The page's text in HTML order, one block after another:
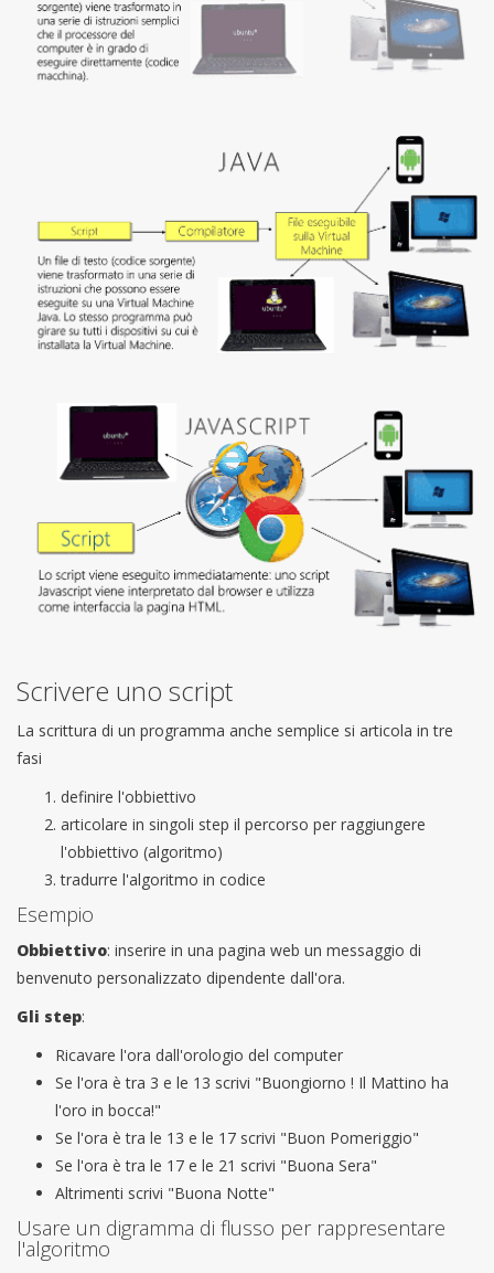
Scrivere uno script
La scrittura di un programma anche semplice si articola in tre
fasi
definire l'obbiettivo
articolare in singoli step il percorso per raggiungere
l'obbiettivo (algoritmo)
tradurre l'algoritmo in codice
Esempio
Obbiettivo: inserire in una pagina web un messaggio di
benvenuto personalizzato dipendente dall'ora.
Gli step:
Ricavare l'ora dall'orologio del computer
Se l'ora è tra 3 e le 13 scrivi "Buongiorno ! Il Mattino ha
l'oro in bocca!"
Se l'ora è tra le 13 e le 17 scrivi "Buon Pomeriggio"
Se l'ora è tra le 17 e le 21 scrivi "Buona Sera"
Altrimenti scrivi "Buona Notte"
Usare un digramma di flusso per rappresentare
l'algoritmo